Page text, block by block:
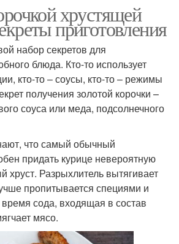
хрустящей
приготовления
набор секретов для
блюда. Кто-то использует
кто-то – соусы, кто-то – режимы
получения золотой корочки –
соуса или меда, подсолнечного
что самый обычный
придать курице невероятную
хруст. Разрыхлитель вытягивает
пропитывается специями и
сода, входящая в состав
мясо.